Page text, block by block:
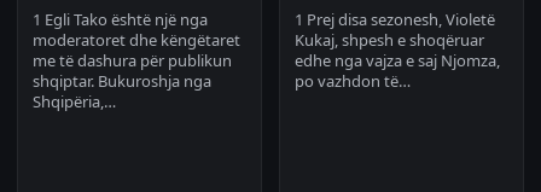
1 Egli Tako është një nga
moderatoret dhe këngëtaret
me të dashura për publikun
shqiptar. Bukuroshja nga
Shqipëria,…
1 Prej disa sezonesh, Violetë
Kukaj, shpesh e shoqëruar
edhe nga vajza e saj Njomza,
po vazhdon të…